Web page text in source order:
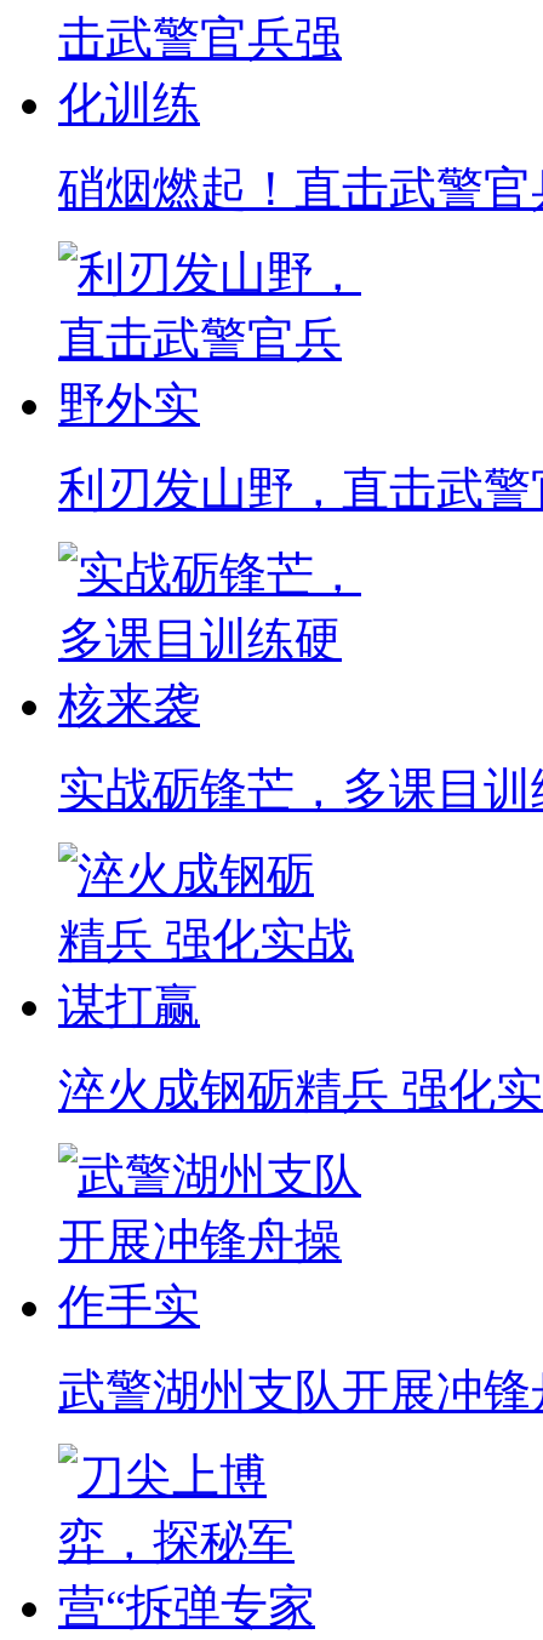
硝烟燃起！直击武警
利刃发山野，直击武
实战砺锋芒，多课目
淬火成钢砺精兵 强化
武警湖州支队开展冲